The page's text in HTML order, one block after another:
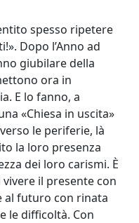
spesso ripetere
Dopo l’Anno ad
giubilare della
ora in
E lo fanno, a
«Chiesa in uscita»
le periferie, là
la loro presenza
dei loro carismi. È
il presente con
al futuro con rinata
le difficoltà. Con